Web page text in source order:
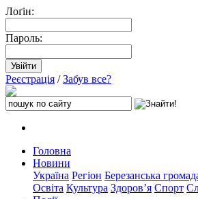
Лоґін:
Пароль:
Реєстрація /Забув все?
Головна
Новини
Україна Регіон Березанська
Освіта Культура Здоров’я Спорт